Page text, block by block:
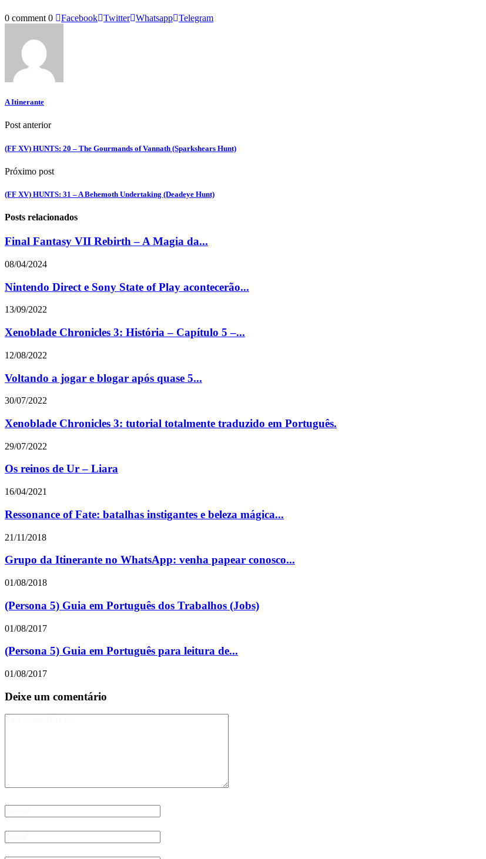
0 comment 0 Facebook Twitter Whatsapp Telegram
A Itinerante
Post anterior
(FF XV) HUNTS: 20 – The Gourmands of Vannath (Sparkshears Hunt)
Próximo post
(FF XV) HUNTS: 31 – A Behemoth Undertaking (Deadeye Hunt)
Posts relacionados
Final Fantasy VII Rebirth – A Magia da...
08/04/2024
Nintendo Direct e Sony State of Play acontecerão...
13/09/2022
Xenoblade Chronicles 3: História – Capítulo 5 –...
12/08/2022
Voltando a jogar e blogar após quase 5...
30/07/2022
Xenoblade Chronicles 3: tutorial totalmente traduzido em Português.
29/07/2022
Os reinos de Ur – Liara
16/04/2021
Ressonance of Fate: batalhas instigantes e beleza mágica...
21/11/2018
Grupo da Itinerante no WhatsApp: venha papear conosco...
01/08/2018
(Persona 5) Guia em Português dos Trabalhos (Jobs)
01/08/2017
(Persona 5) Guia em Português para leitura de...
01/08/2017
Deixe um comentário